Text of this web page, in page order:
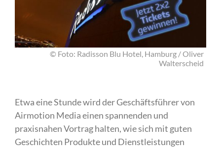
© Foto: Radisson Blu Hotel, Hamburg / Oliver
Walterscheid
Etwa eine Stunde wird der Geschäftsführer von
Airmotion Media einen spannenden und
praxisnahen Vortrag halten, wie sich mit guten
Geschichten Produkte und Dienstleistungen